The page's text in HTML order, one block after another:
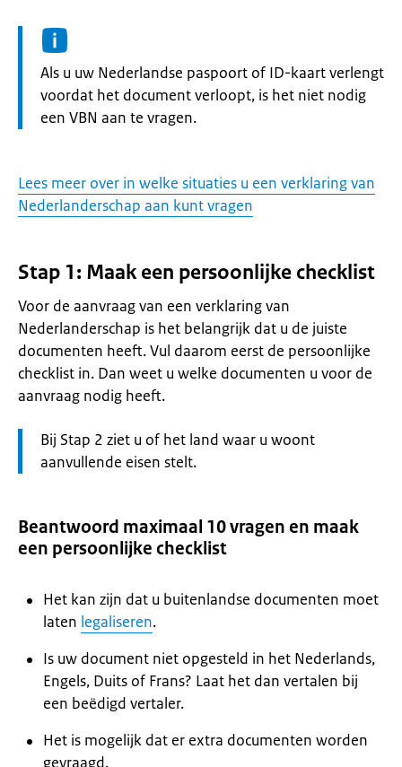
Informatie:
Als u uw Nederlandse paspoort of ID-kaart verlengt
voordat het document verloopt, is het niet nodig
een VBN aan te vragen.
Lees meer over in welke situaties u een verklaring van
Nederlanderschap aan kunt vragen
Stap 1: Maak een persoonlijke checklist
Voor de aanvraag van een verklaring van
Nederlanderschap is het belangrijk dat u de juiste
documenten heeft. Vul daarom eerst de persoonlijke
checklist in. Dan weet u welke documenten u voor de
aanvraag nodig heeft.
Let
op:
Bij Stap 2 ziet u of het land waar u woont
aanvullende eisen stelt.
Beantwoord maximaal 10 vragen en maak
een persoonlijke checklist
Het kan zijn dat u buitenlandse documenten moet
laten legaliseren.
Is uw document niet opgesteld in het Nederlands,
Engels, Duits of Frans? Laat het dan vertalen bij
een beëdigd vertaler.
Het is mogelijk dat er extra documenten worden
gevraagd.